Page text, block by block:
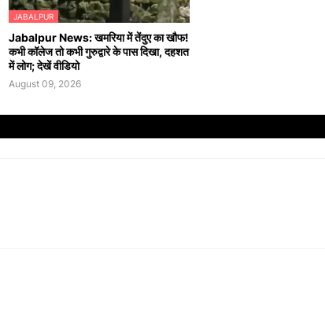
JABALPUR
Jabalpur News: खमरिया में तेंदुए का खौफ!
कभी कॉलेज तो कभी गुरुद्वारे के पास दिखा, दहशत
में लोग; देखें वीडियो
August 09, 2026